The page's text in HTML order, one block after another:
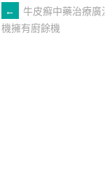
文
←
牛皮癬中藥治療廣
機擁有廚餘機